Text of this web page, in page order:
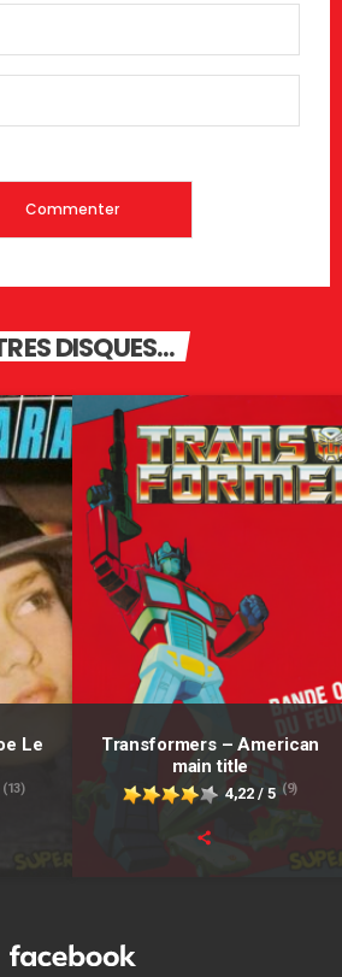
DISQUES...
Le
(13)
Transformers – American
main title
4,22 / 5 (9)